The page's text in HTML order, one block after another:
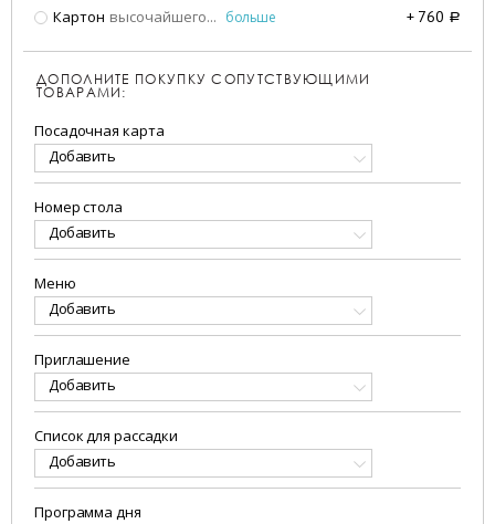
Картон высочайшего... больше + 760 a
ДОПОЛНИТЕ ПОКУПКУ СОПУТСТВУЮЩИМИ
ТОВАРАМИ:
Посадочная карта
Добавить
Номер стола
Добавить
Меню
Добавить
Приглашение
Добавить
Список для рассадки
Добавить
Программа дня